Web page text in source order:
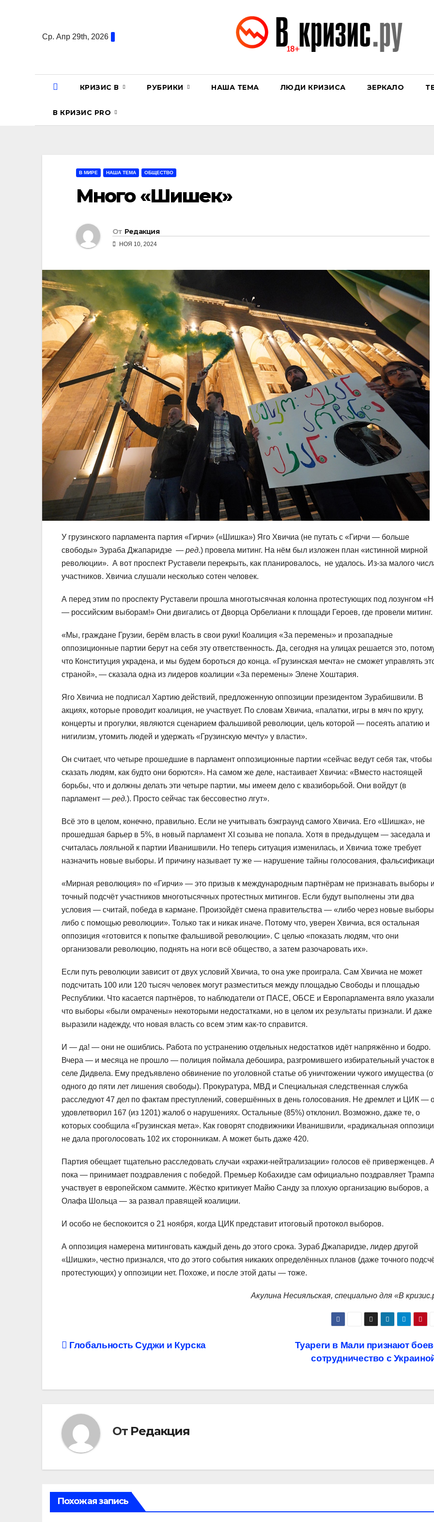
содержаниюСр. Апр 29th, 2026
КРИЗИС В РУБРИКИ НАША ТЕМА ЛЮДИ КРИЗИСА ЗЕРКАЛО
В КРИЗИС PRO
В МИРЕ НАША ТЕМА ОБЩЕСТВО
Много «Шишек»
От Редакция
НОЯ 10, 2024
У грузинского парламента партия «Гирчи» («Шишка») Яго Хвичиа (не путать с «Гирчи — больше
свободы» Зураба Джапаридзе — ред.) провела митинг. На нём был изложен план «истинной мирной
революции». А вот проспект Руставели перекрыть, как планировалось, не удалось. Из-за малого
участников. Хвичиа слушали несколько сотен человек.
А перед этим по проспекту Руставели прошла многотысячная колонна протестующих под лозунгом
— российским выборам!» Они двигались от Дворца Орбелиани к площади Героев, где провели митинг.
«Мы, граждане Грузии, берём власть в свои руки! Коалиция «За перемены» и прозападные
оппозиционные партии берут на себя эту ответственность. Да, сегодня на улицах решается это,
что Конституция украдена, и мы будем бороться до конца. «Грузинская мечта» не сможет управлять
страной», — сказала одна из лидеров коалиции «За перемены» Элене Хоштария.
Яго Хвичиа не подписал Хартию действий, предложенную оппозиции президентом Зурабишвили. В
акциях, которые проводит коалиция, не участвует. По словам Хвичиа, «палатки, игры в мяч по кругу,
концерты и прогулки, являются сценарием фальшивой революции, цель которой — посеять апатию и
нигилизм, утомить людей и удержать «Грузинскую мечту» у власти».
Он считает, что четыре прошедшие в парламент оппозиционные партии «сейчас ведут себя так, чтобы
сказать людям, как будто они борются». На самом же деле, настаивает Хвичиа: «Вместо настоящей
борьбы, что и должны делать эти четыре партии, мы имеем дело с квазиборьбой. Они войдут (в
парламент — ред.). Просто сейчас так бессовестно лгут».
Всё это в целом, конечно, правильно. Если не учитывать бэкграунд самого Хвичиа. Его «Шишка», не
прошедшая барьер в 5%, в новый парламент XI созыва не попала. Хотя в предыдущем — заседала и
считалась лояльной к партии Иванишвили. Но теперь ситуация изменилась, и Хвичиа тоже требует
назначить новые выборы. И причину называет ту же — нарушение тайны голосования,
«Мирная революция» по «Гирчи» — это призыв к международным партнёрам не признавать выборы и
точный подсчёт участников многотысячных протестных митингов. Если будут выполнены эти два
условия — считай, победа в кармане. Произойдёт смена правительства — «либо через новые
либо с помощью революции». Только так и никак иначе. Потому что, уверен Хвичиа, вся остальная
оппозиция «готовится к попытке фальшивой революции». С целью «показать людям, что они
организовали революцию, поднять на ноги всё общество, а затем разочаровать их».
Если путь революции зависит от двух условий Хвичиа, то она уже проиграла. Сам Хвичиа не может
подсчитать 100 или 120 тысяч человек могут разместиться между площадью Свободы и площадью
Республики. Что касается партнёров, то наблюдатели от ПАСЕ, ОБСЕ и Европарламента вяло
что выборы «были омрачены» некоторыми недостатками, но в целом их результаты признали. И даже
выразили надежду, что новая власть со всем этим как-то справится.
И — да! — они не ошиблись. Работа по устранению отдельных недостатков идёт напряжённо и бодро.
Вчера — и месяца не прошло — полиция поймала дебошира, разгромившего избирательный участок в
селе Дидвела. Ему предъявлено обвинение по уголовной статье об уничтожении чужого имущества
одного до пяти лет лишения свободы). Прокуратура, МВД и Специальная следственная служба
расследуют 47 дел по фактам преступлений, совершённых в день голосования. Не дремлет и ЦИК —
удовлетворил 167 (из 1201) жалоб о нарушениях. Остальные (85%) отклонил. Возможно, даже те, о
которых сообщила «Грузинская мета». Как говорят сподвижники Иванишвили, «радикальная
не дала проголосовать 102 их сторонникам. А может быть даже 420.
Партия обещает тщательно расследовать случаи «кражи-нейтрализации» голосов её приверженцев. А
пока — принимает поздравления с победой. Премьер Кобахидзе сам официально поздравляет
участвует в европейском саммите. Жёстко критикует Майю Санду за плохую организацию выборов, а
Олафа Шольца — за развал правящей коалиции.
И особо не беспокоится о 21 ноября, когда ЦИК представит итоговый протокол выборов.
А оппозиция намерена митинговать каждый день до этого срока. Зураб Джапаридзе, лидер другой
«Шишки», честно признался, что до этого события никаких определённых планов (даже точного
протестующих) у оппозиции нет. Похоже, и после этой даты — тоже.
Акулина Несияльская, специально для «В
Навигация
записям
Туареги в Мали признают
сотрудничество с
Глобальность Суджи и Курска
От Редакция
Похожая запись